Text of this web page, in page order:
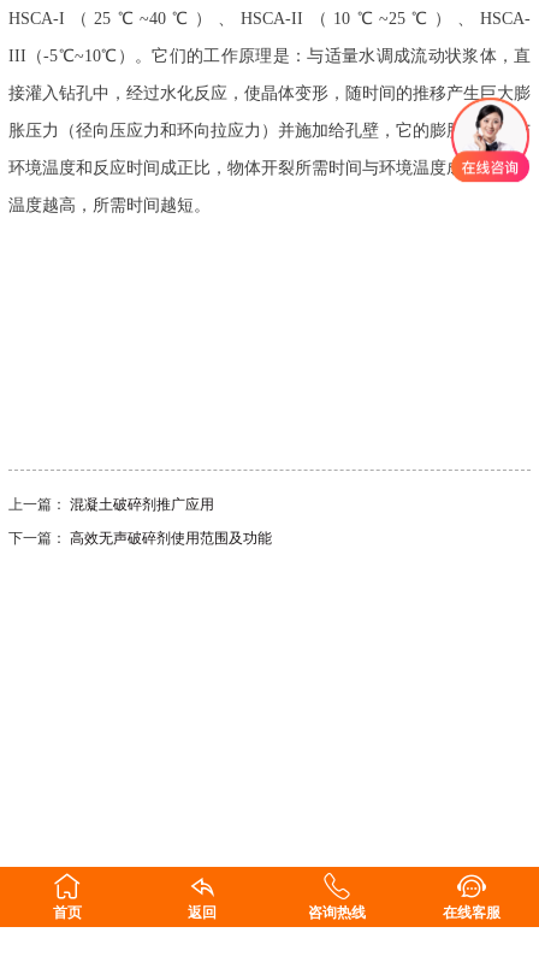
HSCA-I（25℃~40℃）、HSCA-II（10℃~25℃）、HSCA-
III（-5℃~10℃）。它们的工作原理是：与适量水调成流动状浆体，直
接灌入钻孔中，经过水化反应，使晶体变形，随时间的推移产生巨大膨
胀压力（径向压应力和环向拉应力）并施加给孔壁，它的膨胀剂压力与
环境温度和反应时间成正比，物体开裂所需时间与环境温度成反比，即
温度越高，所需时间越短。
上一篇： 混凝土破碎剂推广应用
下一篇： 高效无声破碎剂使用范围及功能
首页 返回 咨询热线 在线客服